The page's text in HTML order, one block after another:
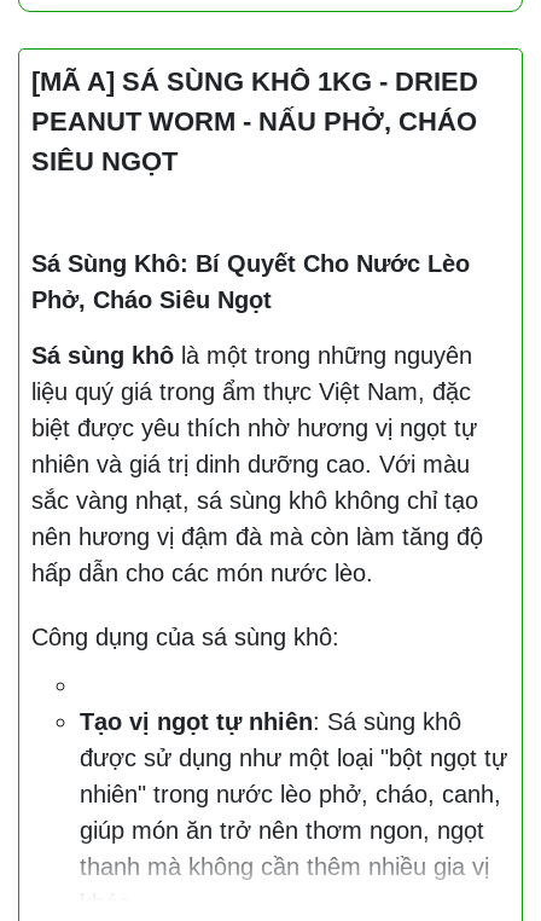
[MÃ A] SÁ SÙNG KHÔ 1KG - DRIED
PEANUT WORM - NẤU PHỞ, CHÁO
SIÊU NGỌT
Sá Sùng Khô: Bí Quyết Cho Nước Lèo
Phở, Cháo Siêu Ngọt
Sá sùng khô là một trong những nguyên
liệu quý giá trong ẩm thực Việt Nam, đặc
biệt được yêu thích nhờ hương vị ngọt tự
nhiên và giá trị dinh dưỡng cao. Với màu
sắc vàng nhạt, sá sùng khô không chỉ tạo
nên hương vị đậm đà mà còn làm tăng độ
hấp dẫn cho các món nước lèo.
Công dụng của sá sùng khô:
Tạo vị ngọt tự nhiên: Sá sùng khô
được sử dụng như một loại "bột ngọt tự
nhiên" trong nước lèo phở, cháo, canh,
giúp món ăn trở nên thơm ngon, ngọt
thanh mà không cần thêm nhiều gia vị
khác.